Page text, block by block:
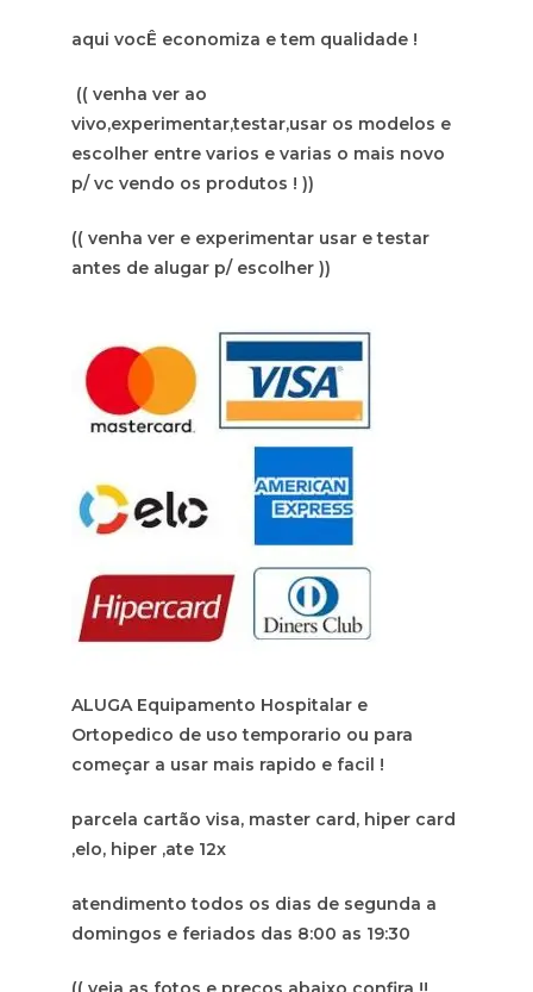
aqui vocÊ economiza e tem qualidade !
(( venha ver ao
vivo,experimentar,testar,usar os modelos e
escolher entre varios e varias o mais novo
p/ vc vendo os produtos ! ))
(( venha ver e experimentar usar e testar
antes de alugar p/ escolher ))
ALUGA Equipamento Hospitalar e
Ortopedico de uso temporario ou para
começar a usar mais rapido e facil !
parcela cartão visa, master card, hiper card
,elo, hiper ,ate 12x
atendimento todos os dias de segunda a
domingos e feriados das 8:00 as 19:30